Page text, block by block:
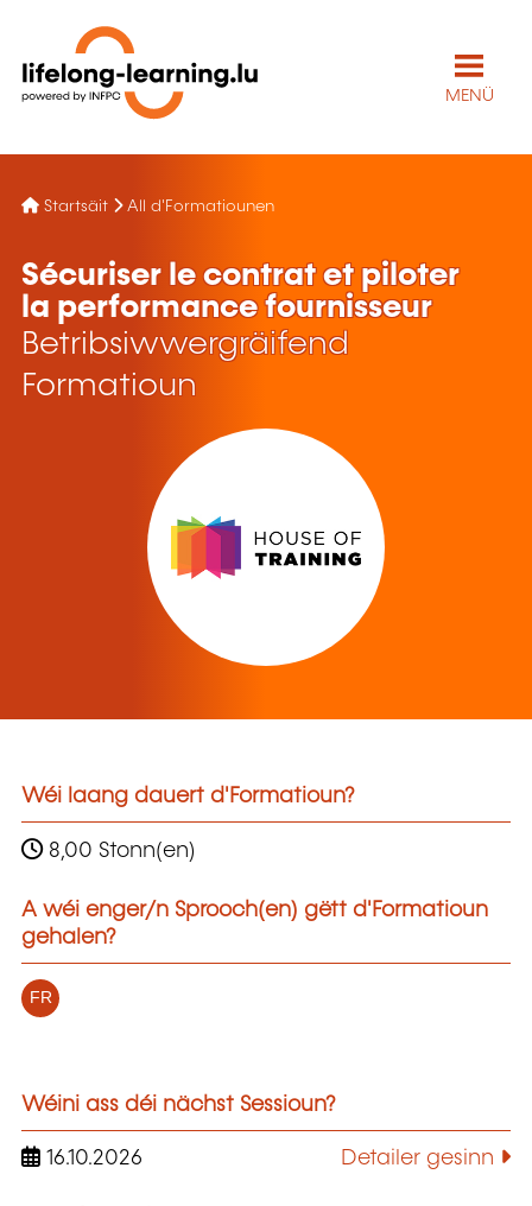
MENÜ
Startsäit All d'Formatiounen
Sécuriser le contrat et piloter
la performance fournisseur
Betribsiwwergräifend
Formatioun
Wéi laang dauert d'Formatioun?
8,00 Stonn(en)
A wéi enger/n Sprooch(en) gëtt d'Formatioun
gehalen?
FR
Wéini ass déi nächst Sessioun?
16.10.2026 Detailer gesinn